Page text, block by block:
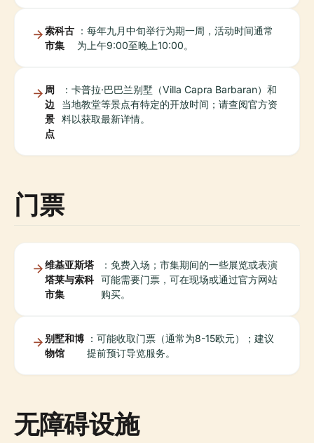
索科古
市集
：每年九月中旬举行为期一周，活动时间通常
为上午9:00至晚上10:00。
周
边
景
点
：卡普拉·巴巴兰别墅（Villa Capra Barbaran）和
当地教堂等景点有特定的开放时间；请查阅官方资
料以获取最新详情。
门票
维基亚斯塔
塔莱与索科
市集
：免费入场；市集期间的一些展览或表演
可能需要门票，可在现场或通过官方网站
购买。
别墅和博
物馆
：可能收取门票（通常为8-15欧元）；建议
提前预订导览服务。
无障碍设施